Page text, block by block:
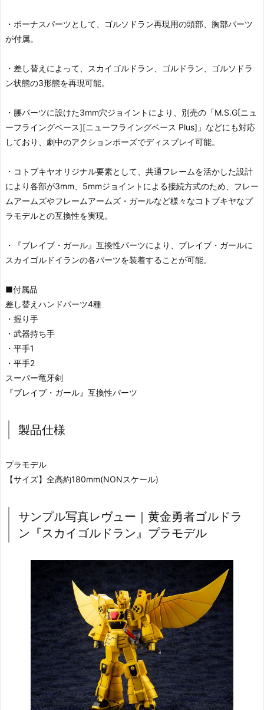
・ボーナスパーツとして、ゴルソドラン再現用の頭部、胸部パーツ
が付属。
・差し替えによって、スカイゴルドラン、ゴルドラン、ゴルソドラ
ン状態の3形態を再現可能。
・腰パーツに設けた3mm穴ジョイントにより、別売の「M.S.G[ニュ
ーフライングベース][ニューフライングベース Plus]」などにも対応
しており、劇中のアクションポーズでディスプレイ可能。
・コトブキヤオリジナル要素として、共通フレームを活かした設計
により各部が3mm、5mmジョイントによる接続方式のため、フレー
ムアームズやフレームアームズ・ガールなど様々なコトブキヤなプ
ラモデルとの互換性を実現。
・『ブレイブ・ガール』互換性パーツにより、ブレイブ・ガールに
スカイゴルドイランの各パーツを装着することが可能。
■付属品
差し替えハンドパーツ4種
・握り手
・武器持ち手
・平手1
・平手2
スーパー竜牙剣
『ブレイブ・ガール』互換性パーツ
製品仕様
プラモデル
【サイズ】全高約180mm(NONスケール)
サンプル写真レヴュー｜黄金勇者ゴルドラ
ン『スカイゴルドラン』プラモデル